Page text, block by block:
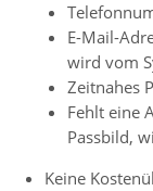
E-Mail-
wird vom
Zeitnahes
Fehlt eine
Passbild,
Keine